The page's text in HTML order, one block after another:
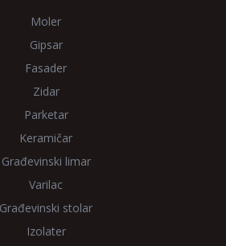
Moler
Gipsar
Fasader
Zidar
Parketar
Keramičar
Građevinski limar
Varilac
Građevinski stolar
Izolater